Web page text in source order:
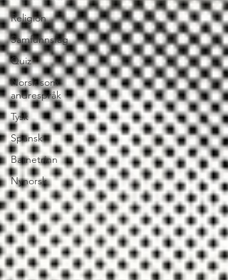
Religion
Samfunnsfag
Quiz
Norsk som
andrespråk
Tysk
Spansk
Barnetrinn
Nynorsk